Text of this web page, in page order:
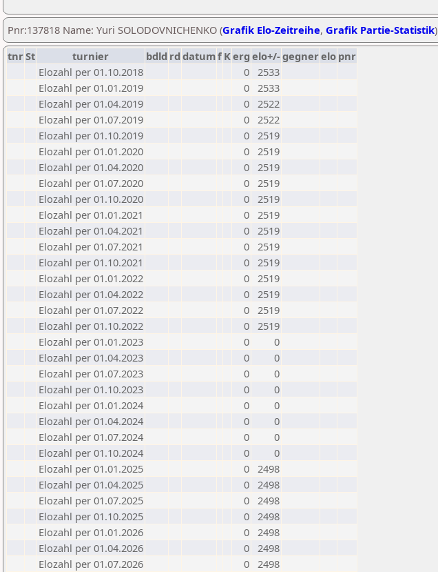
Pnr:137818 Name: Yuri SOLODOVNICHENKO (Grafik Elo-Zeitreihe, Grafik Partie-Statistik)
tnrSt turnier bdld rd datumf Kerg elo+/-gegnerelo pnr
Elozahl per 01.10.2018
0 2533
Elozahl per 01.01.2019
0 2533
Elozahl per 01.04.2019
0 2522
Elozahl per 01.07.2019
0 2522
Elozahl per 01.10.2019
0 2519
Elozahl per 01.01.2020
0 2519
Elozahl per 01.04.2020
0 2519
Elozahl per 01.07.2020
0 2519
Elozahl per 01.10.2020
0 2519
Elozahl per 01.01.2021
0 2519
Elozahl per 01.04.2021
0 2519
Elozahl per 01.07.2021
0 2519
Elozahl per 01.10.2021
0 2519
Elozahl per 01.01.2022
0 2519
Elozahl per 01.04.2022
0 2519
Elozahl per 01.07.2022
0 2519
Elozahl per 01.10.2022
0 2519
Elozahl per 01.01.2023
0
0
Elozahl per 01.04.2023
0
0
Elozahl per 01.07.2023
0
0
Elozahl per 01.10.2023
0
0
Elozahl per 01.01.2024
0
0
Elozahl per 01.04.2024
0
0
Elozahl per 01.07.2024
0
0
Elozahl per 01.10.2024
0
0
Elozahl per 01.01.2025
0 2498
Elozahl per 01.04.2025
0 2498
Elozahl per 01.07.2025
0 2498
Elozahl per 01.10.2025
0 2498
Elozahl per 01.01.2026
0 2498
Elozahl per 01.04.2026
0 2498
Elozahl per 01.07.2026
0 2498